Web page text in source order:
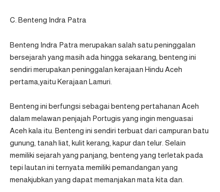
C. Benteng Indra Patra
Benteng Indra Patra merupakan salah satu peninggalan
bersejarah yang masih ada hingga sekarang, benteng ini
sendiri merupakan peninggalan kerajaan Hindu Aceh
pertama,yaitu Kerajaan Lamuri.
Benteng ini berfungsi sebagai benteng pertahanan Aceh
dalam melawan penjajah Portugis yang ingin menguasai
Aceh kala itu. Benteng ini sendiri terbuat dari campuran batu
gunung, tanah liat, kulit kerang, kapur dan telur. Selain
memiliki sejarah yang panjang, benteng yang terletak pada
tepi lautan ini ternyata memiliki pemandangan yang
menakjubkan yang dapat memanjakan mata kita dan.